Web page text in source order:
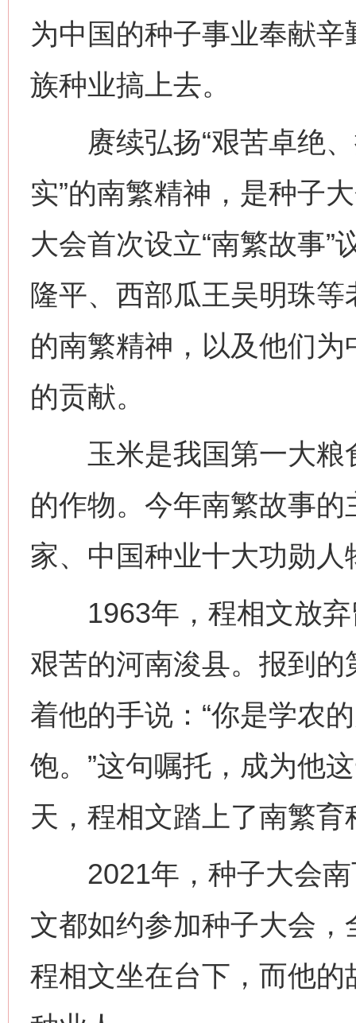
为中国的种子事业奉献
族种业搞上去。
赓续弘扬“艰苦卓绝、
实”的南繁精神，是种子
大会首次设立“南繁故事
隆平、西部瓜王吴明珠
的南繁精神，以及他们
的贡献。
玉米是我国第一大粮
的作物。今年南繁故事
家、中国种业十大功勋人
1963年，程相文放弃
艰苦的河南浚县。报到
着他的手说：“你是学农
饱。”这句嘱托，成为他
天，程相文踏上了南繁
2021年，种子大会南
文都如约参加种子大会
程相文坐在台下，而他